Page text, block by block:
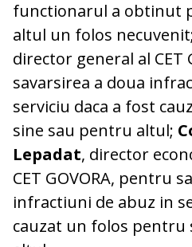
functionarul a obtinut
altul un folos
director general al
savarsirea a doua
serviciu daca a fost
sine sau pentru altul;
Lepadat, director
CET GOVORA, pentru
infractiuni de abuz in
cauzat un folos pentru